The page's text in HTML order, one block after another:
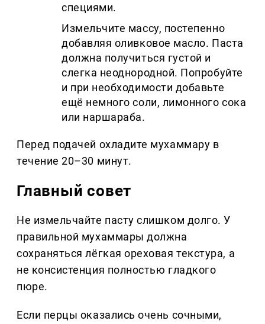
специями.
Измельчите массу, постепенно
добавляя оливковое масло. Паста
должна получиться густой и
слегка неоднородной. Попробуйте
и при необходимости добавьте
ещё немного соли, лимонного сока
или наршараба.
Перед подачей охладите мухаммару в
течение 20–30 минут.
Главный совет
Не измельчайте пасту слишком долго. У
правильной мухаммары должна
сохраняться лёгкая ореховая текстура, а
не консистенция полностью гладкого
пюре.
Если перцы оказались очень сочными,